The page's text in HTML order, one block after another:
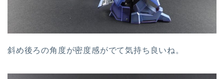
斜め後ろの角度が密度感がでて気持ち良いね。